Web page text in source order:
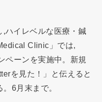
,ハイレベルな医療・鍼
Clinic」では,
ペーンを実施中。新規
を見た！」と伝えると
6月末まで。